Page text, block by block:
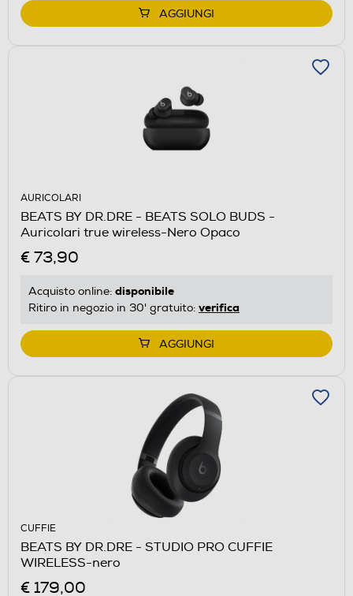
AGGIUNGI
AURICOLARI
BEATS BY DR.DRE - BEATS SOLO BUDS -
Auricolari true wireless-Nero Opaco
€ 73,90
Acquisto online: disponibile
Ritiro in negozio in 30' gratuito: verifica
AGGIUNGI
CUFFIE
BEATS BY DR.DRE - STUDIO PRO CUFFIE
WIRELESS-nero
€ 179,00